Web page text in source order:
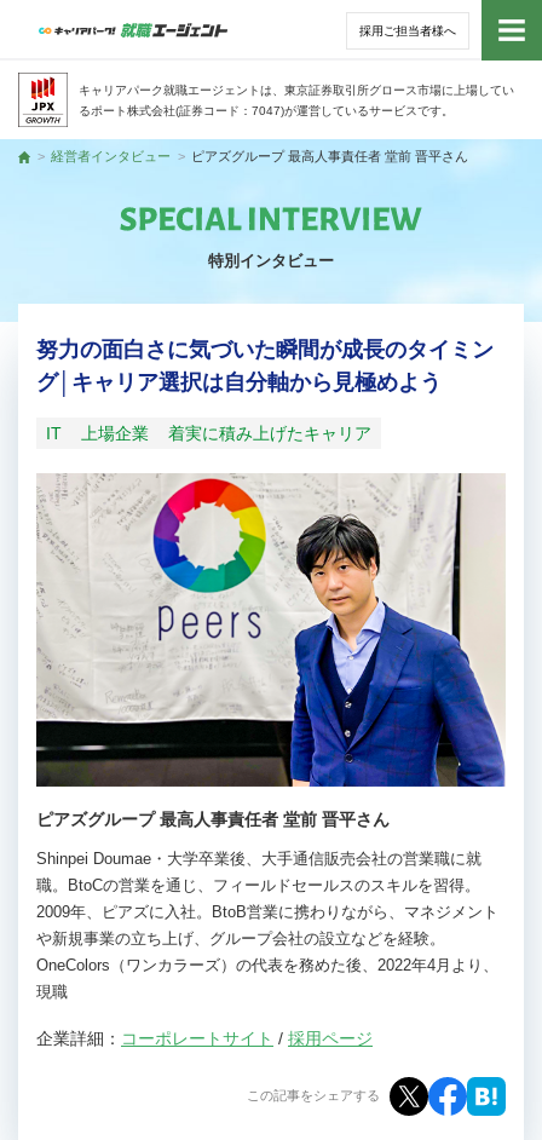
採用ご担当者様へ
キャリアパーク就職エージェントは、東京証券取引所グロース市場に上場してい
るポート株式会社(証券コード：7047)が運営しているサービスです。
トッ
トップ
経営者インタビュー ピアズグループ 最高人事責任者 堂前 晋平さん
特別インタビュー
努力の面白さに気づいた瞬間が成長のタイミン
グ│キャリア選択は自分軸から見極めよう
IT 上場企業 着実に積み上げたキャリア
ピアズグループ 最高人事責任者 堂前 晋平さん
Shinpei Doumae・大学卒業後、大手通信販売会社の営業職に就
職。BtoCの営業を通じ、フィールドセールスのスキルを習得。
2009年、ピアズに入社。BtoB営業に携わりながら、マネジメント
や新規事業の立ち上げ、グループ会社の設立などを経験。
OneColors（ワンカラーズ）の代表を務めた後、2022年4月より、
現職
企業詳細： コーポレートサイト / 採用ページ
この記事をシェアする